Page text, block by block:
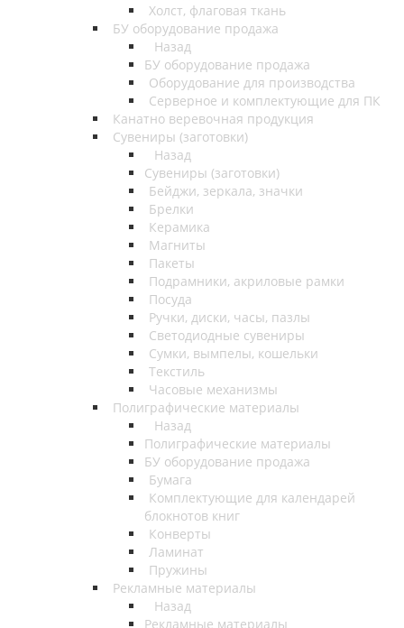
Холст, флаговая ткань
БУ оборудование продажа
Назад
БУ оборудование продажа
Оборудование для производства
Серверное и комплектующие для ПК
Канатно веревочная продукция
Сувениры (заготовки)
Назад
Сувениры (заготовки)
Бейджи, зеркала, значки
Брелки
Керамика
Магниты
Пакеты
Подрамники, акриловые рамки
Посуда
Ручки, диски, часы, пазлы
Светодиодные сувениры
Сумки, вымпелы, кошельки
Текстиль
Часовые механизмы
Полиграфические материалы
Назад
Полиграфические материалы
БУ оборудование продажа
Бумага
Комплектующие для календарей
блокнотов книг
Конверты
Ламинат
Пружины
Рекламные материалы
Назад
Рекламные материалы